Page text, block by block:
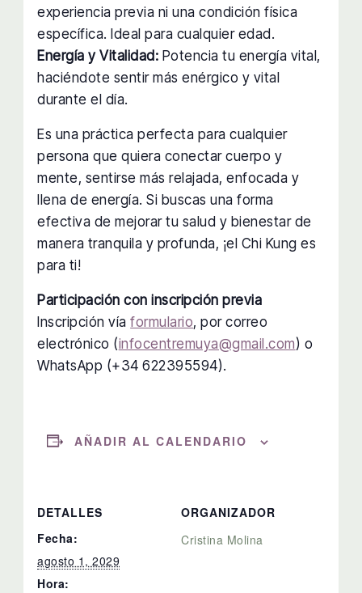
experiencia previa ni una condición física
específica. Ideal para cualquier edad.
Energía y Vitalidad: Potencia tu energía vital,
haciéndote sentir más enérgico y vital
durante el día.
Es una práctica perfecta para cualquier
persona que quiera conectar cuerpo y
mente, sentirse más relajada, enfocada y
llena de energía. Si buscas una forma
efectiva de mejorar tu salud y bienestar de
manera tranquila y profunda, ¡el Chi Kung es
para ti!
Participación con inscripción previa
Inscripción víaformulario, por correo
electrónico (infocentremuya@gmail.com) o
WhatsApp (+34 622395594).
AÑADIR AL CALENDARIO
DETALLES
Fecha:
agosto 1, 2029
Hora:
ORGANIZADOR
Cristina Molina